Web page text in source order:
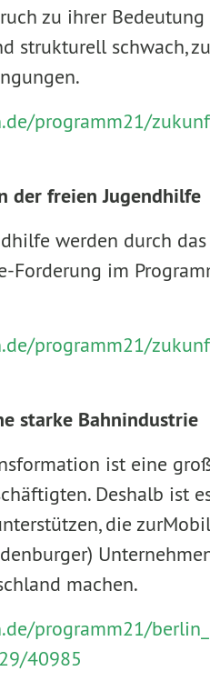
zu ihrer
strukturell schwach,
programm21/
der freien Jugendhilfe
werden durch
Forderung im
programm21/
starke Bahnindustrie
ist eine
Deshalb ist
die
machen.
programm21/
40985